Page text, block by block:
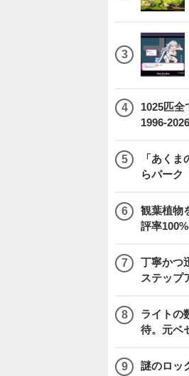
1025匹
1996-
「あく
らパーク
観葉植物
評率
丁寧かつ
ステップ
ライトの
待。元ベ
謎のロッ